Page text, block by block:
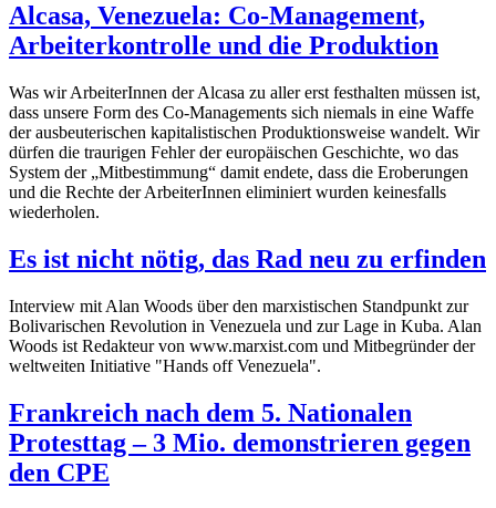
Alcasa, Venezuela: Co-Management,
Arbeiterkontrolle und die Produktion
Was wir ArbeiterInnen der Alcasa zu aller erst festhalten müssen ist,
dass unsere Form des Co-Managements sich niemals in eine Waffe
der ausbeuterischen kapitalistischen Produktionsweise wandelt. Wir
dürfen die traurigen Fehler der europäischen Geschichte, wo das
System der „Mitbestimmung“ damit endete, dass die Eroberungen
und die Rechte der ArbeiterInnen eliminiert wurden keinesfalls
wiederholen.
Es ist nicht nötig, das Rad neu zu erfinden
Interview mit Alan Woods über den marxistischen Standpunkt zur
Bolivarischen Revolution in Venezuela und zur Lage in Kuba. Alan
Woods ist Redakteur von www.marxist.com und Mitbegründer der
weltweiten Initiative "Hands off Venezuela".
Frankreich nach dem 5. Nationalen
Protesttag – 3 Mio. demonstrieren gegen
den CPE